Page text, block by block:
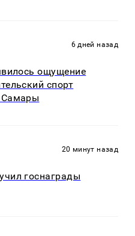
6 дней назад
ощущение
спорт
Самары
20 минут назад
госнаграды